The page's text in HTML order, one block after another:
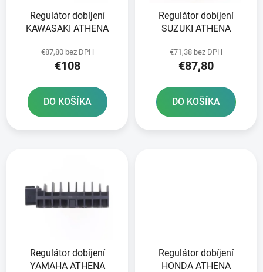
Regulátor dobíjení
KAWASAKI ATHENA
€87,80 bez DPH
€108
DO KOŠÍKA
Regulátor dobíjení
SUZUKI ATHENA
€71,38 bez DPH
€87,80
DO KOŠÍKA
Regulátor dobíjení
YAMAHA ATHENA
Regulátor dobíjení
HONDA ATHENA